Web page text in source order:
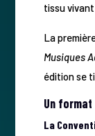
tissu
La
Musiques
édition se
Un format
La